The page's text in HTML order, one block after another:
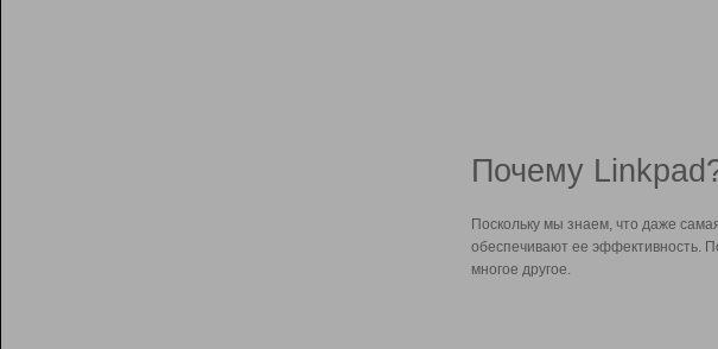
Почему
Поскольку мы знаем, что даже
обеспечивают ее эффективность.
многое другое.